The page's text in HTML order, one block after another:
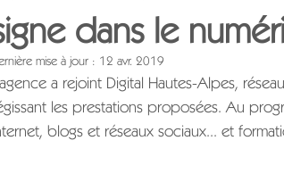
dans le
mise à jour : 12 avr. 2019
a rejoint Digital Hautes-Alpes,
les prestations proposées. Au
blogs et réseaux sociaux... et